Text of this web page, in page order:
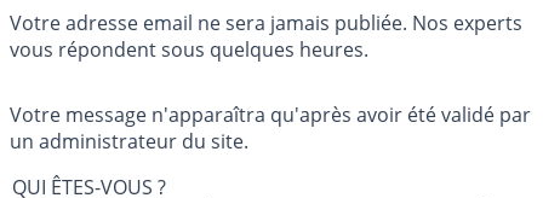
Votre adresse email ne sera jamais publiée. Nos experts
vous répondent sous quelques heures.
Votre message n'apparaîtra qu'après avoir été validé par
un administrateur du site.
QUI ÊTES-VOUS ?